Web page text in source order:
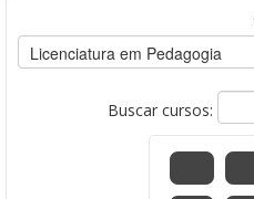
Buscar cursos: